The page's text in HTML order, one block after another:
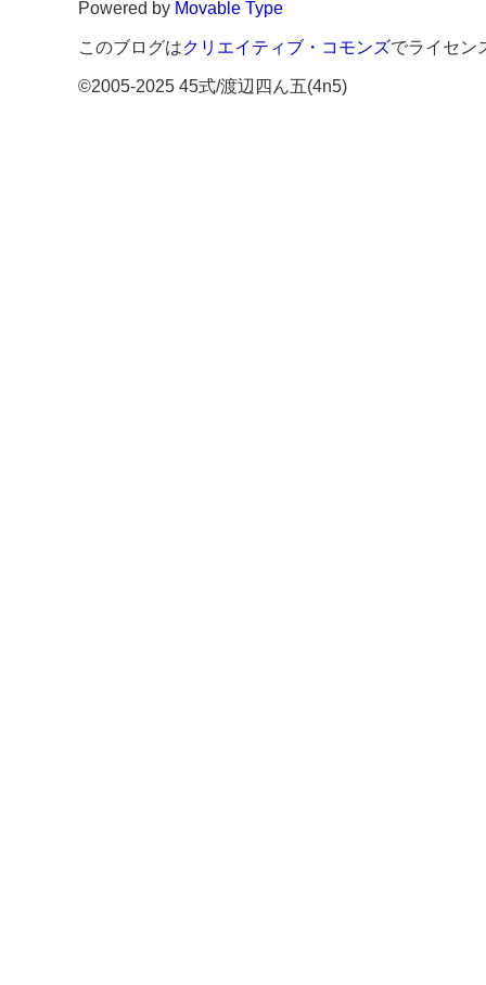
Powered by Movable Type
このブログはクリエイティブ・コモンズでライセン
©2005-2025 45式/渡辺四ん五(4n5)